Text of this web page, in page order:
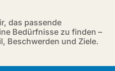
das passende
Bedürfnisse zu finden –
Beschwerden und Ziele.